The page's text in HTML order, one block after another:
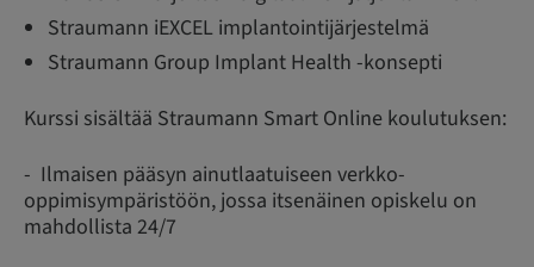
Straumann iEXCEL implantointijärjestelmä
Straumann Group Implant Health -konsepti
Kurssi sisältää Straumann Smart Online koulutuksen:
- Ilmaisen pääsyn ainutlaatuiseen verkko-
oppimisympäristöön, jossa itsenäinen opiskelu on
mahdollista 24/7